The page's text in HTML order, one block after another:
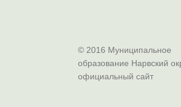
© 2016 Муниципальное
образование Нарвский
официальный сайт